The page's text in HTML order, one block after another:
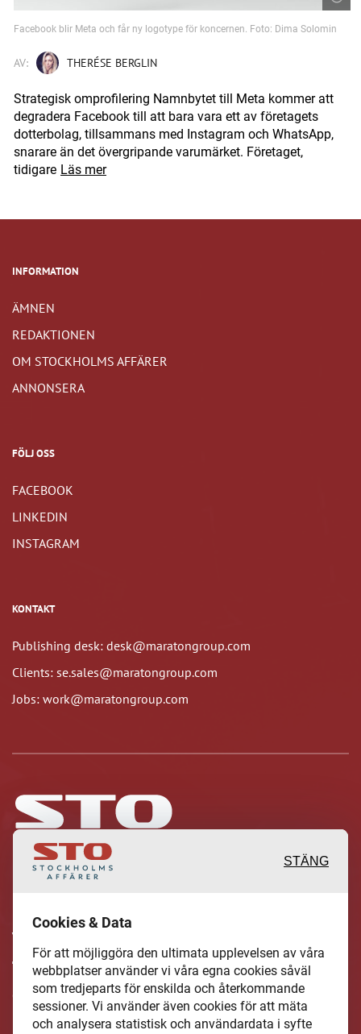
Facebook blir Meta och får ny logotype för koncernen. Foto: Dima Solomin
AV: THERÉSE BERGLIN
Strategisk omprofilering Namnbytet till Meta kommer att
degradera Facebook till att bara vara ett av företagets
dotterbolag, tillsammans med Instagram och WhatsApp,
snarare än det övergripande varumärket. Företaget,
tidigare Läs mer
INFORMATION
ÄMNEN
REDAKTIONEN
OM STOCKHOLMS AFFÄRER
ANNONSERA
FÖLJ OSS
FACEBOOK
LINKEDIN
INSTAGRAM
KONTAKT
Publishing desk: desk@maratongroup.com
Clients: se.sales@maratongroup.com
Jobs: work@maratongroup.com
värdefulla berättelser och reportage
från och om det lokala näringslivet och
dess aktörer samt en hel del annan
läsvärt innehåll.
STÄNG
Cookies & Data
För att möjliggöra den ultimata upplevelsen av våra
webbplatser använder vi våra egna cookies såväl
som tredjeparts för enskilda och återkommande
sessioner. Vi använder även cookies för att mäta
och analysera statistisk och användardata i syfte